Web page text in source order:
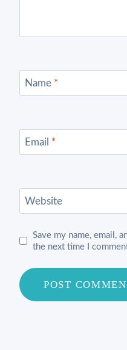
Name *
Email *
Website
Save my name, email,
the next time I